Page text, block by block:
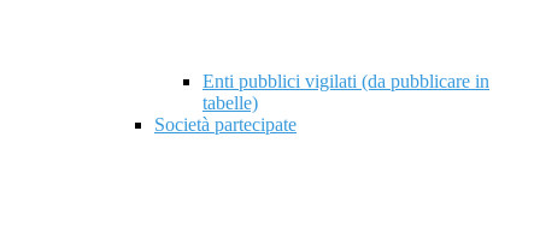
Enti pubblici vigilati (da pubblicare in
tabelle)
Società partecipate